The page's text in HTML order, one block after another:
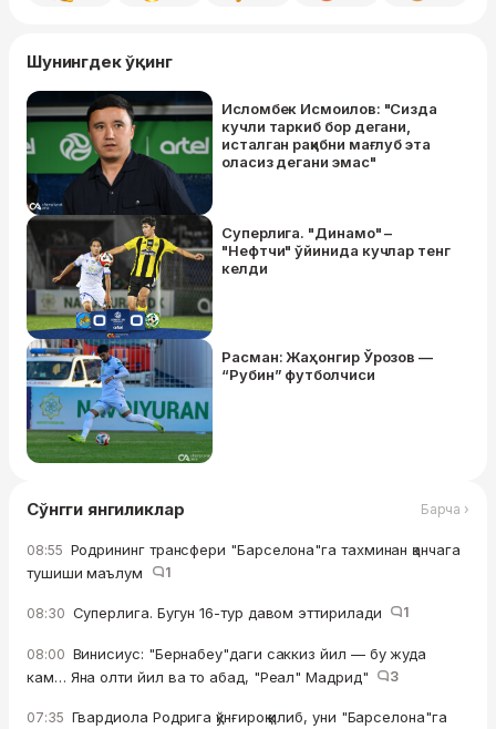
Шунингдек ўқинг
Исломбек Исмоилов: "Сизда
кучли таркиб бор дегани,
исталган рақибни мағлуб эта
оласиз дегани эмас"
Суперлига. "Динамо" –
"Нефтчи" ўйинида кучлар тенг
келди
Расман: Жаҳонгир Ўрозов —
“Рубин” футболчиси
Сўнгги янгиликлар Барча ›
08:55 Родрининг трансфери "Барселона"га тахминан қанчага
тушиши маълум
1
08:30 Суперлига. Бугун 16-тур давом эттирилади 1
08:00 Винисиус: "Бернабеу"даги саккиз йил — бу жуда
кам… Яна олти йил ва то абад, "Реал" Мадрид"
3
07:35 Гвардиола Родрига қўнғироқ қилиб, уни "Барселона"га